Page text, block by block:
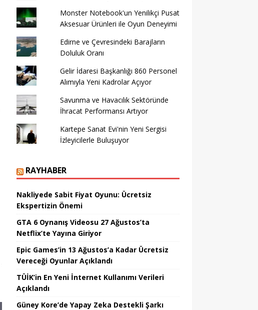
Monster Notebook'un Yenilikçi Pusat
Aksesuar Ürünleri ile Oyun Deneyimi
Edirne ve Çevresindeki Barajların
Doluluk Oranı
Gelir İdaresi Başkanlığı 860 Personel
Alımıyla Yeni Kadrolar Açıyor
Savunma ve Havacılık Sektöründe
İhracat Performansı Artıyor
Kartepe Sanat Evi'nin Yeni Sergisi
İzleyicilerle Buluşuyor
RAYHABER
Nakliyede Sabit Fiyat Oyunu: Ücretsiz
Ekspertizin Önemi
GTA 6 Oynanış Videosu 27 Ağustos’ta
Netflix’te Yayına Giriyor
Epic Games’in 13 Ağustos’a Kadar Ücretsiz
Vereceği Oyunlar Açıklandı
TÜİK’in En Yeni İnternet Kullanımı Verileri
Açıklandı
Güney Kore’de Yapay Zeka Destekli Şarkı